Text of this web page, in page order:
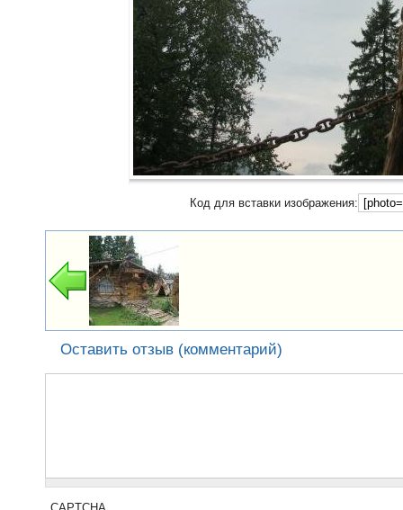
Код для вставки изображения:
Оставить отзыв (комментарий)